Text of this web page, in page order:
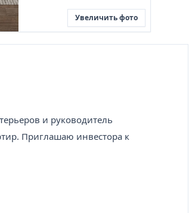
Увеличить фото
и руководитель
Приглашаю инвестора к